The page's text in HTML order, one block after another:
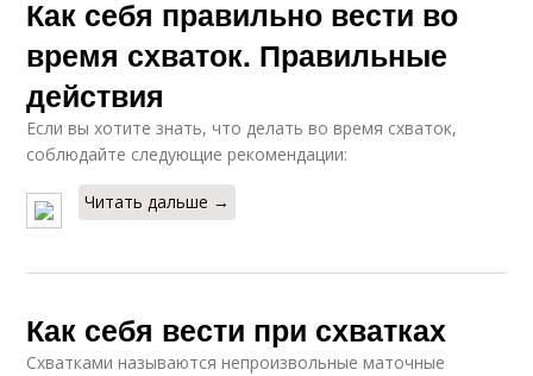
Как себя правильно вести во
время схваток. Правильные
действия
Если вы хотите знать, что делать во время схваток,
соблюдайте следующие рекомендации:
Читать дальше →
Как себя вести при схватках
Схватками называются непроизвольные маточные